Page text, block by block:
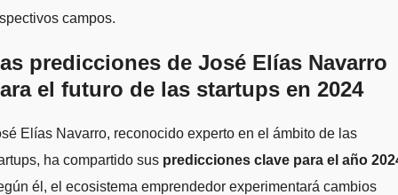
campos.
predicciones de José Elías Navarro
el futuro de las startups en 2024
Elías Navarro, reconocido experto en el ámbito de las
ha compartido sus predicciones clave para el año
él, el ecosistema emprendedor experimentará cambios